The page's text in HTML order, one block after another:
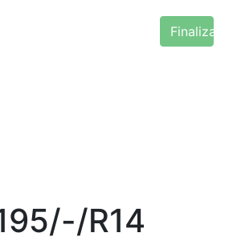
Finalizar
R14